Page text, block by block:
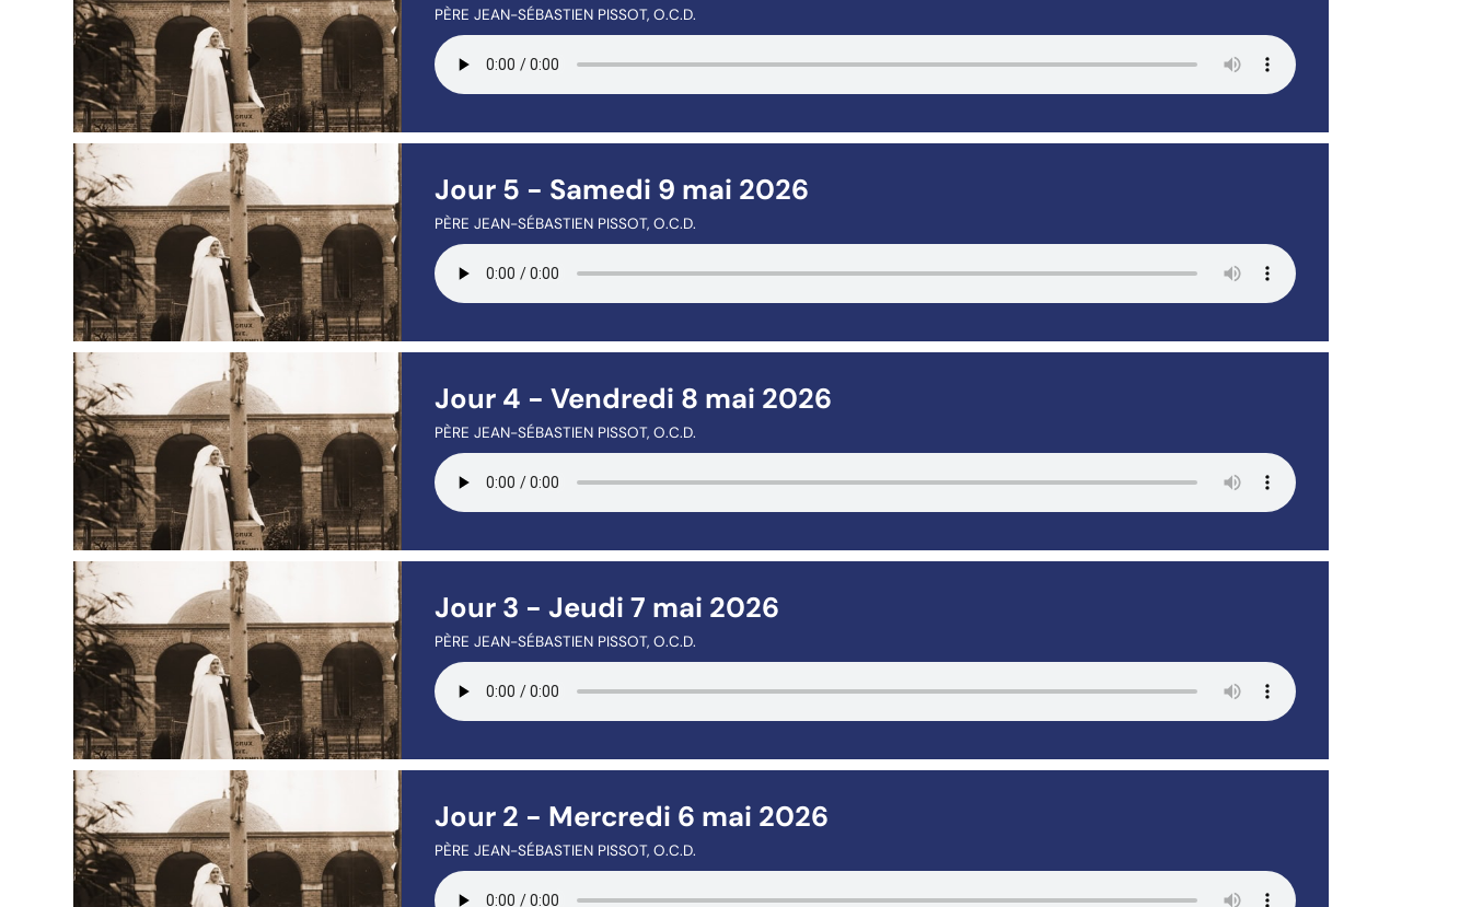
PÈRE JEAN-SÉBASTIEN PISSOT, O.C.D.
Jour 5 - Samedi 9 mai 2026
PÈRE JEAN-SÉBASTIEN PISSOT, O.C.D.
Jour 4 - Vendredi 8 mai 2026
PÈRE JEAN-SÉBASTIEN PISSOT, O.C.D.
Jour 3 - Jeudi 7 mai 2026
PÈRE JEAN-SÉBASTIEN PISSOT, O.C.D.
Jour 2 - Mercredi 6 mai 2026
PÈRE JEAN-SÉBASTIEN PISSOT, O.C.D.